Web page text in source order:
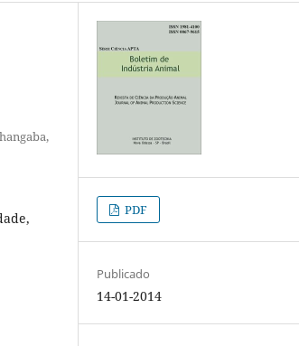
PDF
Publicado
14-01-2014